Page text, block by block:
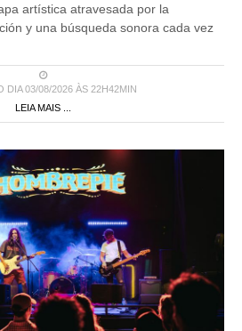
artística atravesada por la
y una búsqueda sonora cada vez
DIA 03/08/2026 ÀS 22H42MIN
LEIA MAIS ...